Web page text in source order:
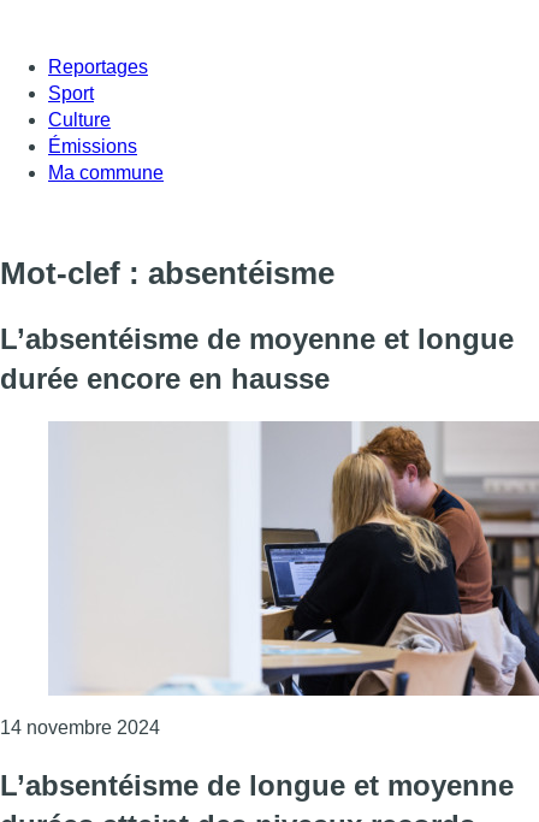
Reportages
Sport
Culture
Émissions
Ma commune
Mot-clef : absentéisme
L’absentéisme de moyenne et longue
durée encore en hausse
14 novembre 2024Consulter l'article "L’absentéisme de
L’absentéisme de longue et moyenne